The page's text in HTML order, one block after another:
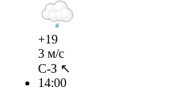
+19
3 м/с
С-З ↖
14:00